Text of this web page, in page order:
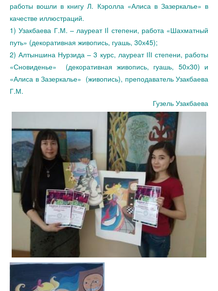
работы вошли в книгу Л. Кэролла «Алиса в Зазеркалье» в
качестве иллюстраций.
1) Узакбаева Г.М. – лауреат ІI степени, работа «Шахматный
путь» (декоративная живопись, гуашь, 30х45);
2) Алтыншина Нурзида – 3 курс, лауреат ІIІ степени, работы
«Сновиденье» (декоративная живопись, гуашь, 50х30) и
«Алиса в Зазеркалье» (живопись), преподаватель Узакбаева
Г.М.
Гузель Узакбаева